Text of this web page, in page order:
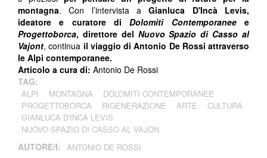
montagna. Con l’intervista aGianluca D'Incà Levis,
ideatore e curatore diDolomiti Contemporaneee
Progettoborca, direttore del Nuovo Spazio di Casso al
Vajont, continua il viaggio di Antonio De Rossi attraverso
le Alpi contemporanee.
Articolo a cura di: Antonio De Rossi
TAG:
ALPI MONTAGNA
DOLOMITI CONTEMPORANEE
PROGETTOBORCA
RIGENERAZIONE ARTE
CULTURA
GIANLUCA D'INCÀ LEVIS
NUOVO SPAZIO DI CASSO AL VAJON
AUTORE/I: ANTONIO DE ROSSI